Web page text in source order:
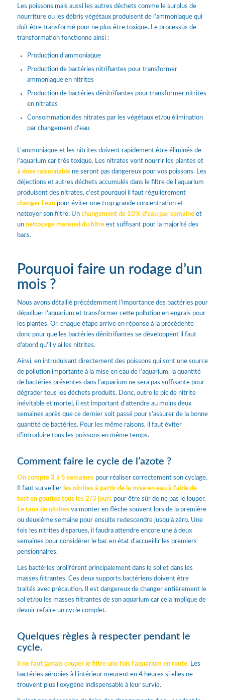
Les poissons mais aussi les autres déchets comme le surplus de
nourriture ou les débris végétaux produisent de l’ammoniaque qui
doit être transformé pour ne plus être toxique. Le processus de
transformation fonctionne ainsi :
Production d’ammoniaque
Production de bactéries nitrifiantes pour transformer
ammoniaque en nitrites
Production de bactéries dénitrifiantes pour transformer nitrites
en nitrates
Consommation des nitrates par les végétaux et/ou élimination
par changement d’eau
L’ammoniaque et les nitrites doivent rapidement être éliminés de
l’aquarium car très toxique. Les nitrates vont nourrir les plantes et
à dose raisonnable ne seront pas dangereux pour vos poissons. Les
déjections et autres déchets accumulés dans le filtre de l’aquarium
produisent des nitrates, c’est pourquoi il faut régulièrement
changer l’eaupour éviter une trop grande concentration et
nettoyer son filtre. Un changement de 10% d’eau par semaineet
un nettoyage mensuel du filtreest suffisant pour la majorité des
bacs.
Pourquoi faire un rodage d’un
mois ?
Nous avons détaillé précédemment l’importance des bactéries pour
dépolluer l’aquarium et transformer cette pollution en engrais pour
les plantes. Or, chaque étape arrive en réponse à la précédente
donc pour que les bactéries dénitrifiantes se développent il faut
d’abord qu’il y ai les nitrites.
Ainsi, en introduisant directement des poissons qui sont une source
de pollution importante à la mise en eau de l’aquarium, la quantité
de bactéries présentes dans l’aquarium ne sera pas suffisante pour
dégrader tous les déchets produits. Donc, outre le pic de nitrite
inévitable et mortel, il est important d’attendre au moins deux
semaines après que ce dernier soit passé pour s’assurer de la bonne
quantité de bactéries. Pour les même raisons, il faut éviter
d’introduire tous les poissons en même temps.
Comment faire le cycle de l’azote ?
On compte 3 à 5 semaines pour réaliser correctement son cyclage.
Il faut surveiller les nitrites à partir de la mise en eau à l’aide de
test en gouttes tous les 2/3 jourspour être sûr de ne pas le louper.
Le taux de nitritesva monter en flèche souvent lors de la première
ou deuxième semaine pour ensuite redescendre jusqu’à zéro. Une
fois les nitrites disparues, il faudra attendre encore une à deux
semaines pour considérer le bac en état d’accueillir les premiers
pensionnaires.
Les bactéries prolifèrent principalement dans le sol et dans les
masses filtrantes. Ces deux supports bactériens doivent être
traités avec précaution. Il est dangereux de changer entièrement le
sol et/ou les masses filtrantes de son aquarium car cela implique de
devoir refaire un cycle complet.
Quelques règles à respecter pendant le
cycle.
Il ne faut jamais couper le filtre une fois l’aquarium en route. Les
bactéries aérobies à l’intérieur meurent en 4 heures si elles ne
trouvent plus l’oxygène indispensable à leur survie.